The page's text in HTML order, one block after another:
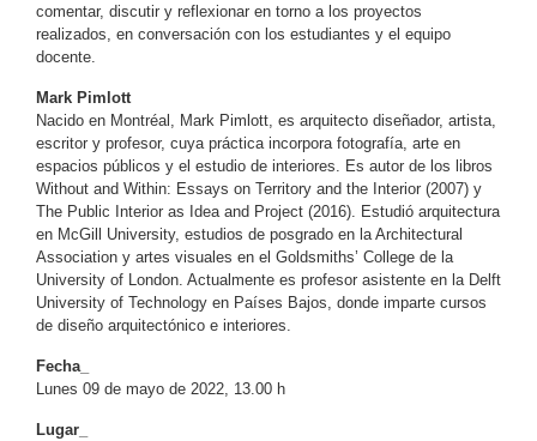
comentar, discutir y reflexionar en torno a los proyectos
realizados, en conversación con los estudiantes y el equipo
docente.
Mark Pimlott
Nacido en Montréal, Mark Pimlott, es arquitecto diseñador, artista,
escritor y profesor, cuya práctica incorpora fotografía, arte en
espacios públicos y el estudio de interiores. Es autor de los libros
Without and Within: Essays on Territory and the Interior (2007) y
The Public Interior as Idea and Project (2016). Estudió arquitectura
en McGill University, estudios de posgrado en la Architectural
Association y artes visuales en el Goldsmiths’ College de la
University of London. Actualmente es profesor asistente en la Delft
University of Technology en Países Bajos, donde imparte cursos
de diseño arquitectónico e interiores.
Fecha_
Lunes 09 de mayo de 2022, 13.00 h
Lugar_